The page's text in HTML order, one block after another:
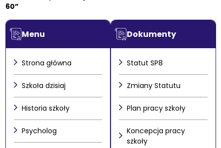
60”
Menu
Strona główna
Szkoła dzisiaj
Historia szkoły
Psycholog
Dokumenty
Statut SP8
Zmiany Statutu
Plan pracy szkoły
Koncepcja pracy
szkoły